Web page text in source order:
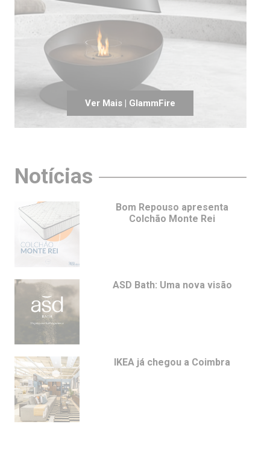
Ver Mais | GlammFire
Notícias
Bom Repouso apresenta
Colchão Monte Rei
ASD Bath: Uma nova visão
IKEA já chegou a Coimbra